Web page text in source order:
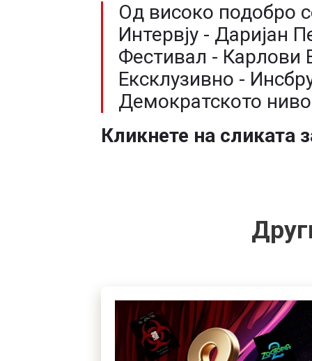
Од високо подобро
Интервју - Даријан
Фестивал - Карлови
Ексклузивно -
Демократското
Кликнете на сликата